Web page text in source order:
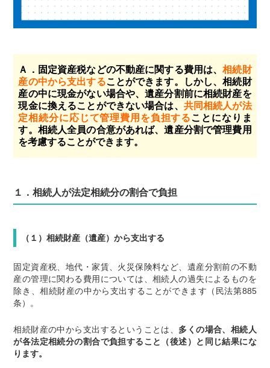
Ａ．固定資産税などの不動産に関する費用は、相続財
産の中から支出することができます。
しかし、相続財
産の中に現金がない場合や、遺産分割前に相続財産を
現金に換えることができない場合は、 共同相続人が法
定相続分に応じて管理費用を負担することになりま
す。相続人全員の合意があれば、遺産分割で管理費用
を考慮することができます。
１．相続人が法定相続分の割合で負担
（１）相続財産（遺産）から支出する
固定資産税、地代・家賃、火災保険料など、遺産分割前の不動
産の管理に関わる費用については、相続人の過失によるものを
除き、相続財産の中から支出することができます（民法第885
条）。
相続財産の中から支出するということは、 多くの場合、相続人
が各法定相続分の割合で負担すること（後述）と同じ結果にな
ります。